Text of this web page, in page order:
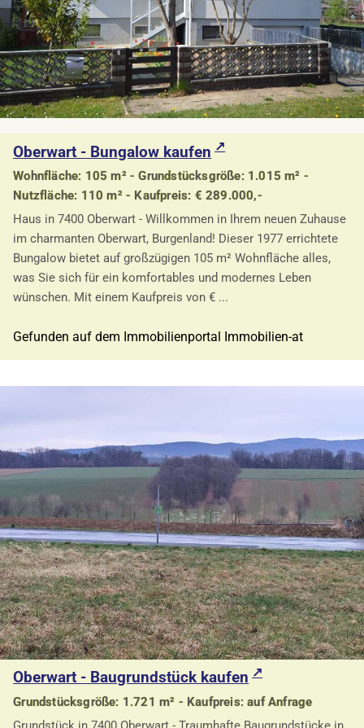
Oberwart - Bungalow kaufen
Wohnfläche: 105 m² - Grundstücksgröße: 1.015 m² -
Nutzfläche: 110 m² - Kaufpreis: € 289.000,-
Haus in 7400 Oberwart - Willkommen in Ihrem neuen Zuhause
im charmanten Oberwart, Burgenland! Dieser 1977 errichtete
Bungalow bietet auf großzügigen 105 m² Wohnfläche alles,
was Sie sich für ein komfortables und modernes Leben
wünschen. Mit einem Kaufpreis von € ...
Gefunden auf dem Immobilienportal Immobilien-at
Oberwart - Baugrundstück kaufen
Grundstücksgröße: 1.721 m² - Kaufpreis: auf Anfrage